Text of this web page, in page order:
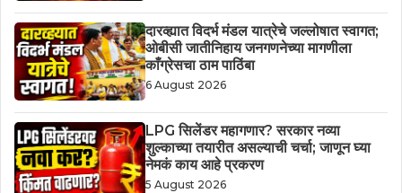
दारव्ह्यात विदर्भ मंडल यात्रेचे जल्लोषात स्वागत;
ओबीसी जातीनिहाय जनगणनेच्या मागणीला
काँग्रेसचा ठाम पाठिंबा
6 August 2026
LPG सिलेंडर महागणार? सरकार नव्या
शुल्काच्या तयारीत असल्याची चर्चा; जाणून घ्या
नेमकं काय आहे प्रकरण
5 August 2026